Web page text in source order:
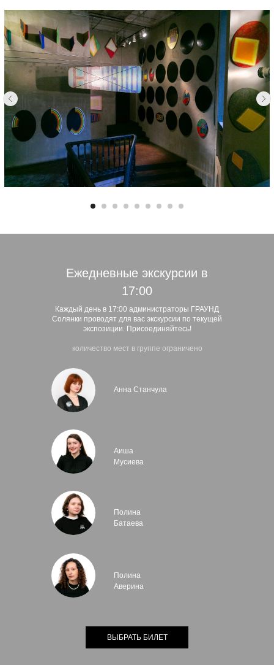
Ежедневные экскурсии в
17:00
Полина
Батаева
Аиша
Мусиева
Анна Станчула
Полина
Аверина
Каждый день в 17:00 администраторы ГРАУНД
Солянки проводят для вас экскурсии по текущей
экспозиции. Присоединяйтесь!
количество мест в группе ограничено
ВЫБРАТЬ БИЛЕТ